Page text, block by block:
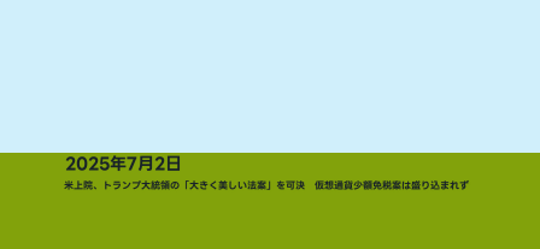
2025年7月2日
米上院、トランプ大統領の「大きく美しい法案」を可決 仮想通貨少額免税案は盛り込まれず